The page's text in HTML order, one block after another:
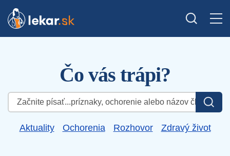
Čo vás trápi?
Hľadať:
Aktuality Ochorenia Rozhovor Zdravý život